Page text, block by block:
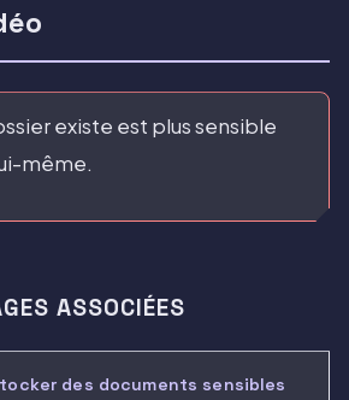
existe est plus sensible
même.
ASSOCIÉES
des documents sensibles